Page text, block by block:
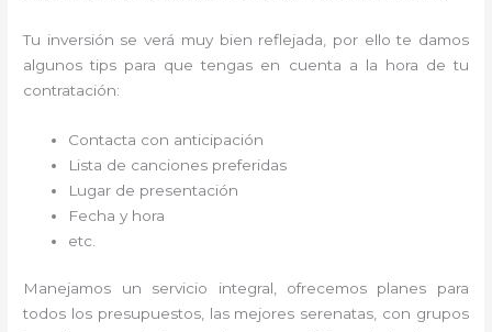
Tu inversión se verá muy bien reflejada, por ello te damos
algunos tips para que tengas en cuenta a la hora de tu
contratación:
Contacta con anticipación
Lista de canciones preferidas
Lugar de presentación
Fecha y hora
etc.
Manejamos un servicio integral, ofrecemos planes para
todos los presupuestos, las mejores serenatas, con grupos